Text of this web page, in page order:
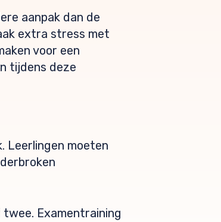
aanpak dan de
extra stress met
voor een
tijdens deze
Leerlingen moeten
Examentraining